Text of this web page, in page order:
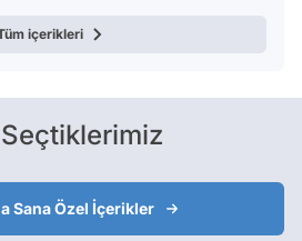
içerikleri
Sana Özel İçerikler